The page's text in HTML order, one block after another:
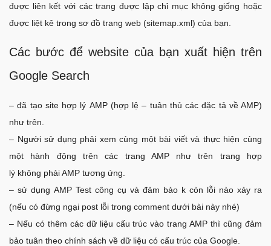
được liên kết với các trang được lập chỉ mục không giống hoặc
được liệt kê trong sơ đồ trang web (sitemap.xml) của bạn.
Các bước để website của bạn xuất hiện trên
Google Search
– đã tạo site hợp lý AMP (hợp lệ – tuân thủ các đặc tả về AMP)
như trên.
– Người sử dụng phải xem cùng một bài viết và thực hiện cùng
một hành động trên các trang AMP như trên trang hợp
lý không phải AMP tương ứng.
– sử dụng AMP Test công cụ và đảm bảo k còn lỗi nào xảy ra
(nếu có đừng ngại post lỗi trong comment dưới bài này nhé)
– Nếu có thêm các dữ liệu cấu trúc vào trang AMP thì cũng đảm
bảo tuân theo chính sách về dữ liệu có cấu trúc của Google.